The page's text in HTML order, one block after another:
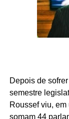
Depois de
semestre
Roussef viu,
somam 44